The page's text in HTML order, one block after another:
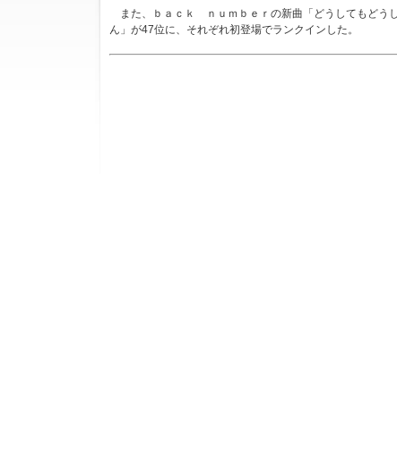
また、ｂａｃｋ ｎｕｍｂｅｒの新曲「どうしてもどう
ん」が47位に、それぞれ初登場でランクインした。